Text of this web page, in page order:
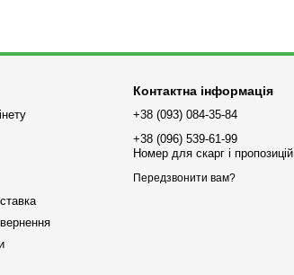
Контактна інформація
+38 (093) 084-35-84
+38 (096) 539-61-99
Номер для скарг і пропозицій
Передзвонити вам?